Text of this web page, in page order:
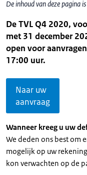
De inhoud van deze pagina
De TVL Q4 2020,
met 31 december
open voor
17:00 uur.
Naar uw
aanvraag
Wanneer kreeg u uw
We deden ons best om
mogelijk op uw
kon verwachten op de